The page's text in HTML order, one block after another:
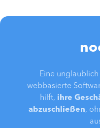
Eine
webbasierte
hilft, ihre
abzuschließen,